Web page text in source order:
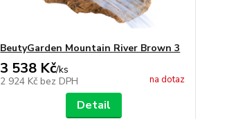
BeutyGarden Mountain River Brown 3
3 538 Kč/ks
2 924 Kč bez DPH na dotaz
Detail